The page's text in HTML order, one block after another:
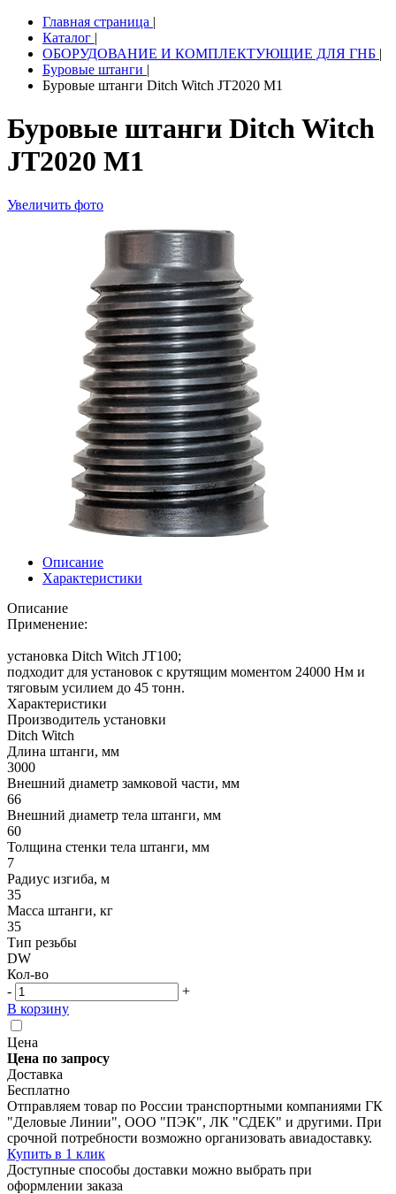
Главная страница |
Каталог |
ОБОРУДОВАНИЕ И КОМПЛЕКТУЮЩИЕ ДЛЯ ГНБ |
Буровые штанги |
Буровые штанги Ditch Witch JT2020 M1
Буровые штанги Ditch Witch
JT2020 M1
Увеличить фото
Описание
Характеристики
Описание
Применение:
установка Ditch Witch JT100;
подходит для установок с крутящим моментом 24000 Hм и
тяговым усилием до 45 тонн.
Характеристики
Производитель установки
Ditch Witch
Длина штанги, мм
3000
Внешний диаметр замковой части, мм
66
Внешний диаметр тела штанги, мм
60
Толщина стенки тела штанги, мм
7
Радиус изгиба, м
35
Масса штанги, кг
35
Тип резьбы
DW
Кол-во
-
+
В корзину
Цена
Цена по запросу
Доставка
Бесплатно
Отправляем товар по России транспортными компаниями ГК
"Деловые Линии", ООО "ПЭК", ЛК "СДЕК" и другими. При
срочной потребности возможно организовать авиадоставку.
Купить в 1 клик
Доступные способы доставки можно выбрать при
оформлении заказа